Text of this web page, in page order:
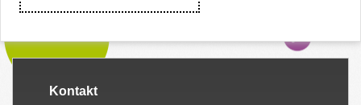
Kontakt